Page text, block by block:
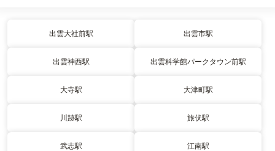
出雲大社前駅 出雲市駅
出雲神西駅 出雲科学館パークタウン前駅
大寺駅 大津町駅
川跡駅 旅伏駅
武志駅 江南駅